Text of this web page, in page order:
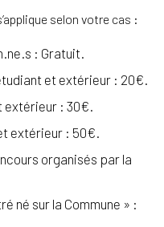
selon votre cas :
: Gratuit.
et extérieur : 20€.
extérieur : 30€.
extérieur : 50€.
organisés par la
né sur la Commune » :